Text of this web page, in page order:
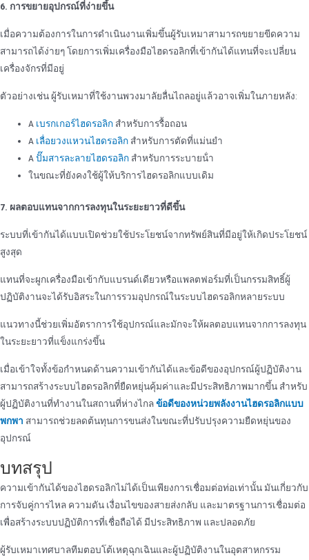
6. การขยายอุปกรณ์ที่ง่ายขึ้น
เมื่อความต้องการในการดําเนินงานเพิ่มขึ้นผู้รับเหมาสามารถขยายขีดความ
สามารถได้ง่ายๆ โดยการเพิ่มเครื่องมือไฮดรอลิกที่เข้ากันได้แทนที่จะเปลี่ยน
เครื่องจักรที่มีอยู่
ตัวอย่างเช่น ผู้รับเหมาที่ใช้งานพวงมาลัยลื่นไถลอยู่แล้วอาจเพิ่มในภายหลัง:
A เบรกเกอร์ไฮดรอลิก สําหรับการรื้อถอน
A เลื่อยวงแหวนไฮดรอลิก สําหรับการตัดที่แม่นยํา
Aปั๊มสารละลายไฮดรอลิก สําหรับการระบายน้ํา
ในขณะที่ยังคงใช้ผู้ให้บริการไฮดรอลิกแบบเดิม
7. ผลตอบแทนจากการลงทุนในระยะยาวที่ดีขึ้น
ระบบที่เข้ากันได้แบบเปิดช่วยใช้ประโยชน์จากทรัพย์สินที่มีอยู่ให้เกิดประโยชน์
สูงสุด
แทนที่จะผูกเครื่องมือเข้ากับแบรนด์เดียวหรือแพลตฟอร์มที่เป็นกรรมสิทธิ์ผู้
ปฏิบัติงานจะได้รับอิสระในการรวมอุปกรณ์ในระบบไฮดรอลิกหลายระบบ
แนวทางนี้ช่วยเพิ่มอัตราการใช้อุปกรณ์และมักจะให้ผลตอบแทนจากการลงทุน
ในระยะยาวที่แข็งแกร่งขึ้น
เมื่อเข้าใจทั้งข้อกําหนดด้านความเข้ากันได้และข้อดีของอุปกรณ์ผู้ปฏิบัติงาน
สามารถสร้างระบบไฮดรอลิกที่ยืดหยุ่นคุ้มค่าและมีประสิทธิภาพมากขึ้น สําหรับ
ผู้ปฏิบัติงานที่ทํางานในสถานที่ห่างไกลข้อดีของหน่วยพลังงานไฮดรอลิกแบบ
พกพา สามารถช่วยลดต้นทุนการขนส่งในขณะที่ปรับปรุงความยืดหยุ่นของ
อุปกรณ์
บทสรุป
ความเข้ากันได้ของไฮดรอลิกไม่ได้เป็นเพียงการเชื่อมต่อท่อเท่านั้น มันเกี่ยวกับ
การจับคู่การไหล ความดัน เงื่อนไขของสายส่งกลับ และมาตรฐานการเชื่อมต่อ
เพื่อสร้างระบบปฏิบัติการที่เชื่อถือได้ มีประสิทธิภาพ และปลอดภัย
ผู้รับเหมาเทศบาลทีมตอบโต้เหตุฉุกเฉินและผู้ปฏิบัติงานในอุตสาหกรรม